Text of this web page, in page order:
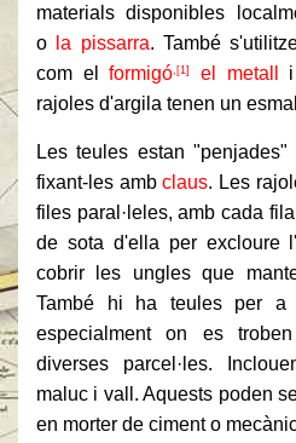
materials disponibles
o
la pissarra. També
com elformigó,[1] el metall
rajoles d'argila tenen un
Les teules estan
fixant-les ambclaus. Les
files paral·leles, amb cada
de sota d'ella per excloure
cobrir les ungles que
També hi ha teules per a
especialment on es
diverses parcel·les.
maluc i vall. Aquests poden
en morter de ciment o